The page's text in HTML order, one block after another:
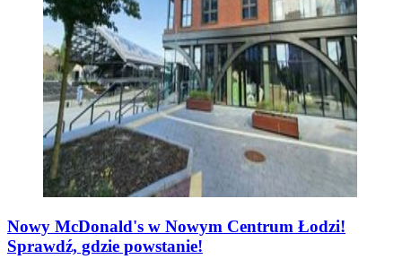
Nowy McDonald's w Nowym Centrum Łodzi!
Sprawdź, gdzie powstanie!